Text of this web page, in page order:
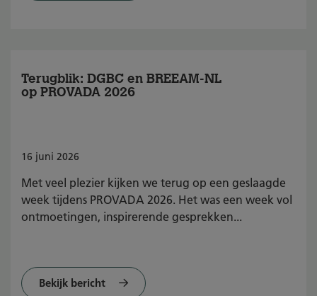
Terugblik: DGBC en BREEAM-NL
op PROVADA 2026
16 juni 2026
Met veel plezier kijken we terug op een geslaagde
week tijdens PROVADA 2026. Het was een week vol
ontmoetingen, inspirerende gesprekken...
Bekijk bericht